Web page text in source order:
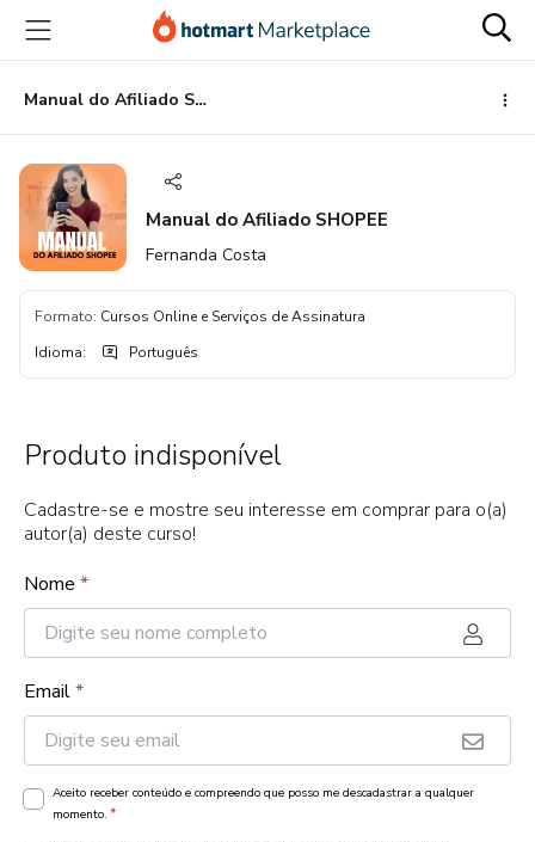
para
conteúdo
principal
para
pagamento
para
rodapé
Manual do Afiliado SHOPEE
Manual do Afiliado SHOPEE
Fernanda Costa
Formato: Cursos Online e Serviços de Assinatura
Idioma: Português
Produto indisponível
Cadastre-se e mostre seu interesse em comprar para o(a)
autor(a) deste curso!
Nome *
Email*
Aceito receber conteúdo e compreendo que posso me descadastrar a qualquer
momento. *